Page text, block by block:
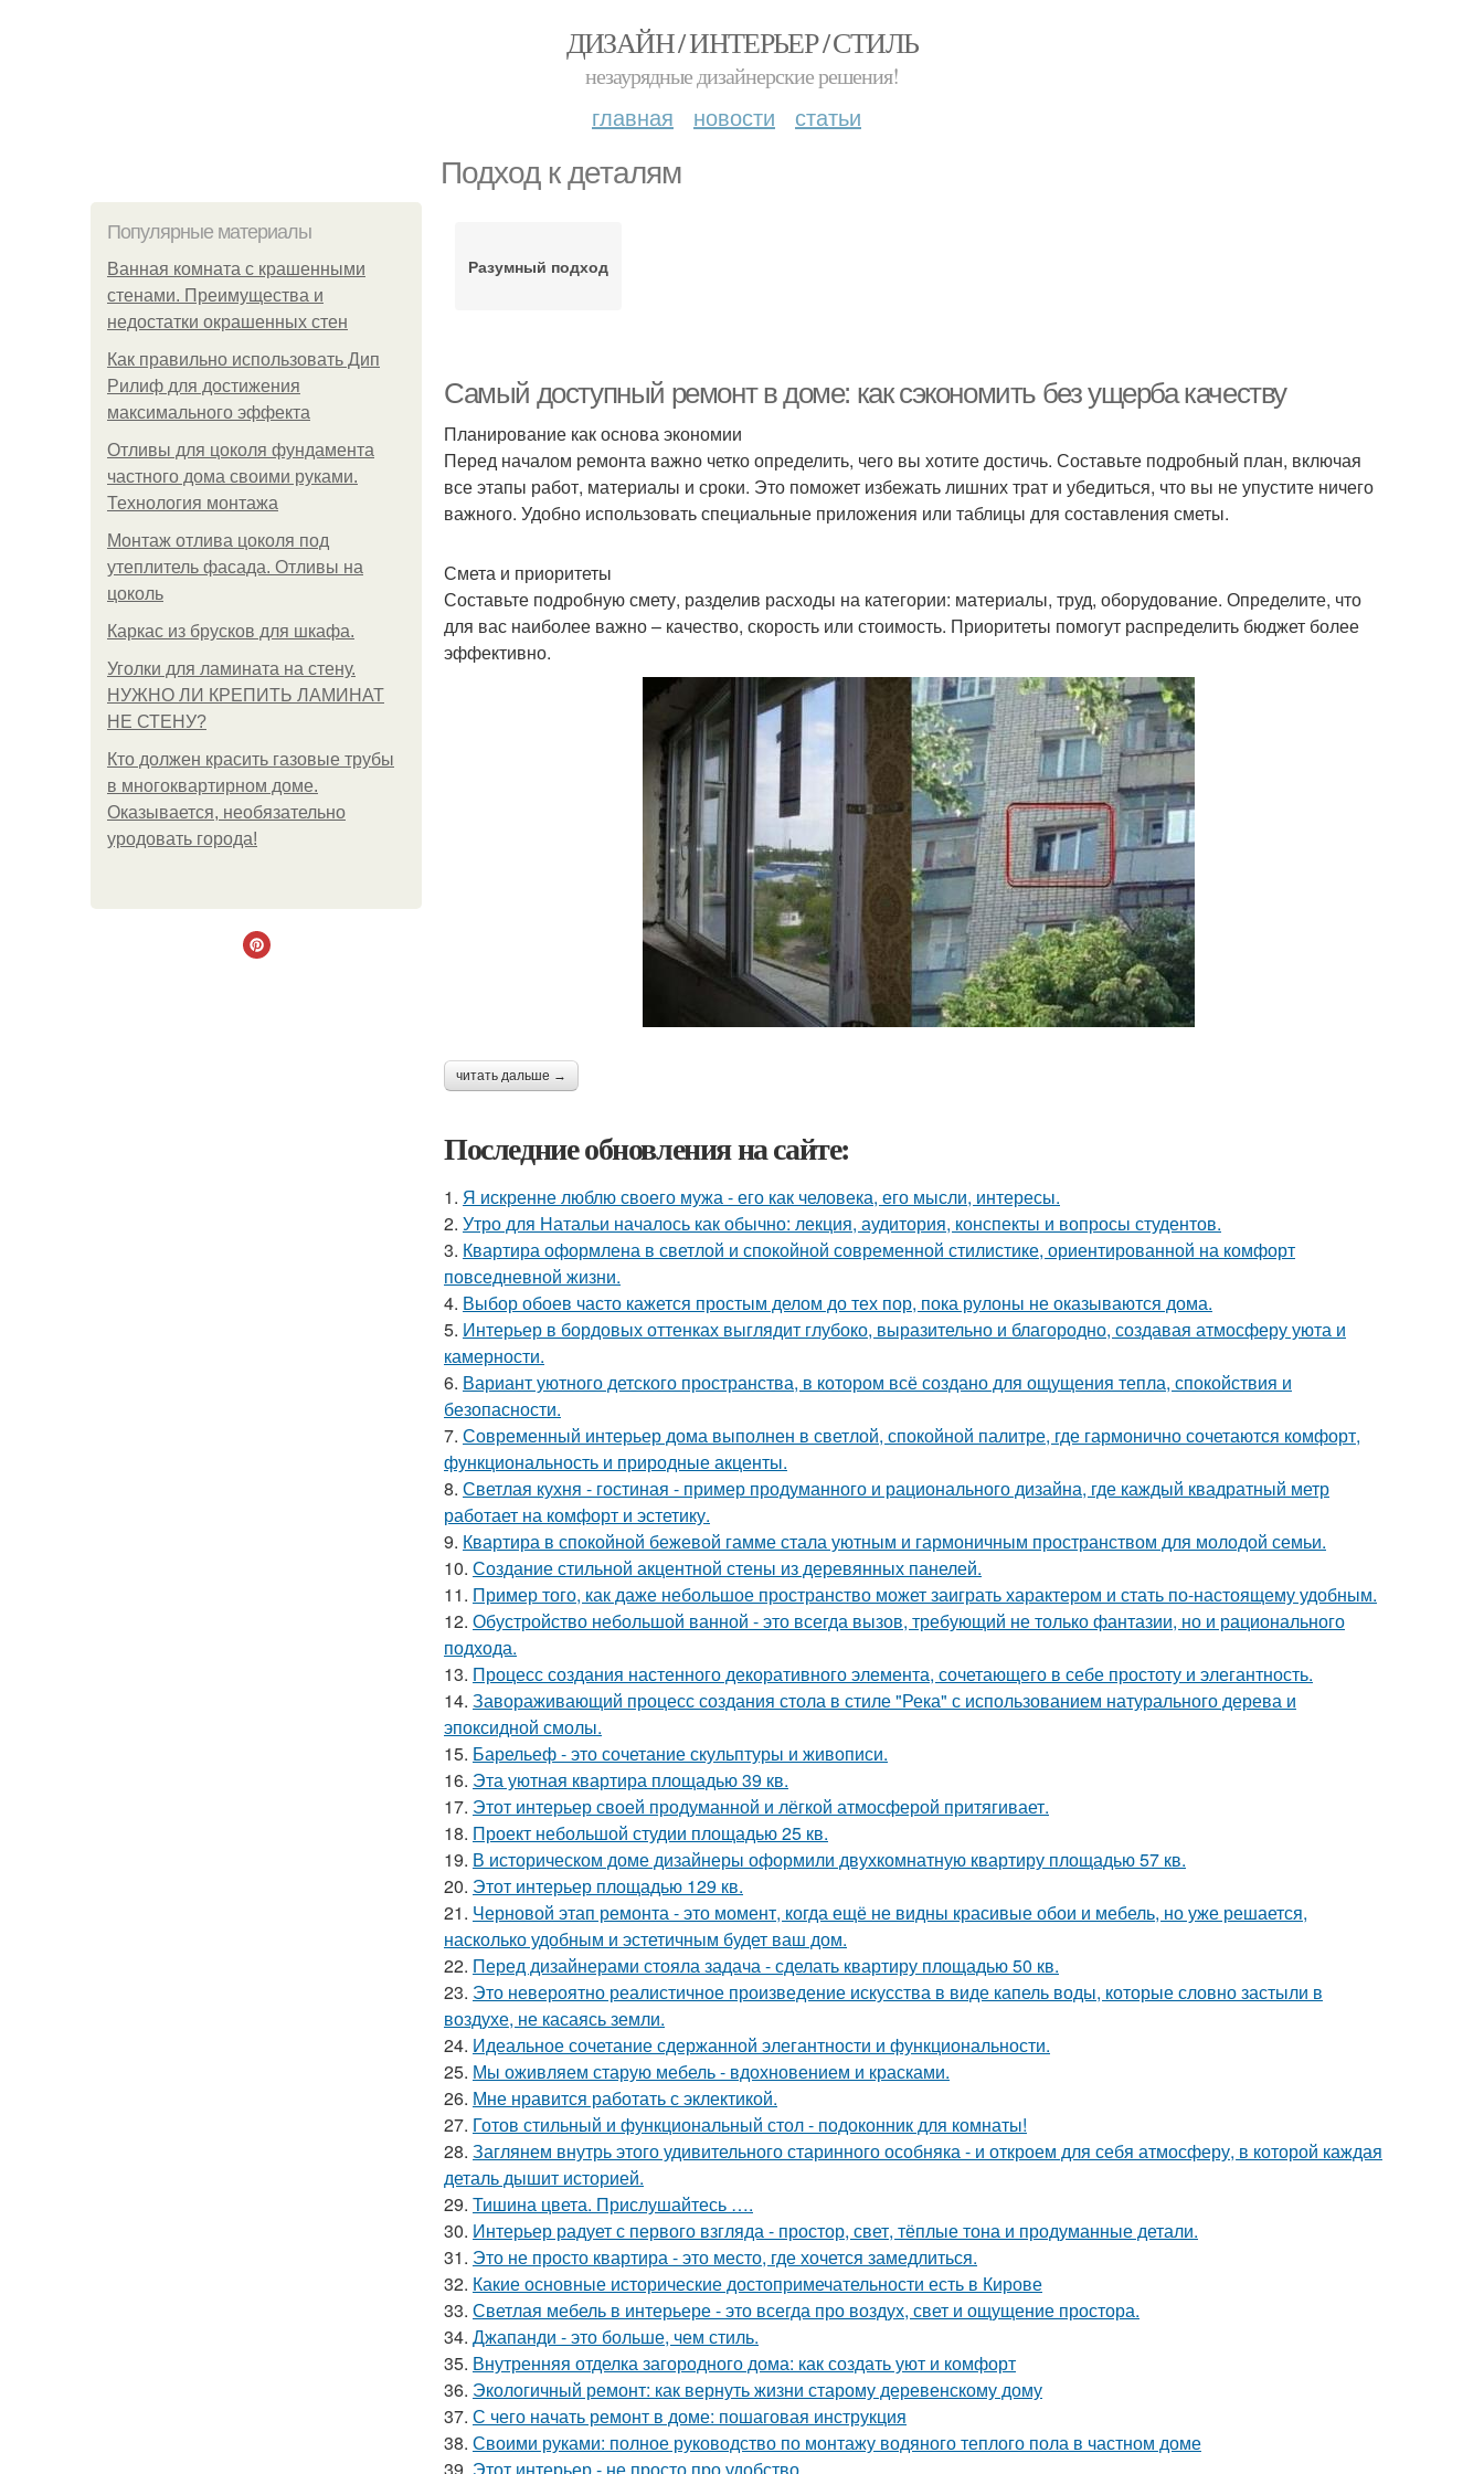
ДИЗАЙН / ИНТЕРЬЕР / СТИЛЬ
незаурядные дизайнерские решения!
главная новости статьи
Подход к деталям
Популярные материалы
Ванная комната с крашенными
стенами. Преимущества и
недостатки окрашенных стен
Как правильно использовать Дип
Рилиф для достижения
максимального эффекта
Отливы для цоколя фундамента
частного дома своими руками.
Технология монтажа
Монтаж отлива цоколя под
утеплитель фасада. Отливы на
цоколь
Каркас из брусков для шкафа.
Уголки для ламината на стену.
НУЖНО ЛИ КРЕПИТЬ ЛАМИНАТ
НЕ СТЕНУ?
Кто должен красить газовые трубы
в многоквартирном доме.
Оказывается, необязательно
уродовать города!
Разумный подход
Самый доступный ремонт в доме: как сэкономить без ущерба качеству
Планирование как основа экономии
Перед началом ремонта важно четко определить, чего вы хотите достичь. Составьте подробный план, включая
все этапы работ, материалы и сроки. Это поможет избежать лишних трат и убедиться, что вы не упустите ничего
важного. Удобно использовать специальные приложения или таблицы для составления сметы.
Смета и приоритеты
Составьте подробную смету, разделив расходы на категории: материалы, труд, оборудование. Определите, что
для вас наиболее важно – качество, скорость или стоимость. Приоритеты помогут распределить бюджет более
эффективно.
читать дальше →
Последние обновления на сайте:
1. Я искренне люблю своего мужа - его как человека, его мысли, интересы.
2. Утро для Натальи началось как обычно: лекция, аудитория, конспекты и вопросы студентов.
3. Квартира оформлена в светлой и спокойной современной стилистике, ориентированной на комфорт
повседневной жизни.
4. Выбор обоев часто кажется простым делом до тех пор, пока рулоны не оказываются дома.
5. Интерьер в бордовых оттенках выглядит глубоко, выразительно и благородно, создавая атмосферу уюта и
камерности.
6. Вариант уютного детского пространства, в котором всё создано для ощущения тепла, спокойствия и
безопасности.
7. Современный интерьер дома выполнен в светлой, спокойной палитре, где гармонично сочетаются комфорт,
функциональность и природные акценты.
8. Светлая кухня - гостиная - пример продуманного и рационального дизайна, где каждый квадратный метр
работает на комфорт и эстетику.
9. Квартира в спокойной бежевой гамме стала уютным и гармоничным пространством для молодой семьи.
10. Создание стильной акцентной стены из деревянных панелей.
11. Пример того, как даже небольшое пространство может заиграть характером и стать по-настоящему удобным.
12. Обустройство небольшой ванной - это всегда вызов, требующий не только фантазии, но и рационального
подхода.
13. Процесс создания настенного декоративного элемента, сочетающего в себе простоту и элегантность.
14. Завораживающий процесс создания стола в стиле "Река" с использованием натурального дерева и
эпоксидной смолы.
15. Барельеф - это сочетание скульптуры и живописи.
16. Эта уютная квартира площадью 39 кв.
17. Этот интерьер своей продуманной и лёгкой атмосферой притягивает.
18. Проект небольшой студии площадью 25 кв.
19. В историческом доме дизайнеры оформили двухкомнатную квартиру площадью 57 кв.
20. Этот интерьер площадью 129 кв.
21. Черновой этап ремонта - это момент, когда ещё не видны красивые обои и мебель, но уже решается,
насколько удобным и эстетичным будет ваш дом.
22. Перед дизайнерами стояла задача - сделать квартиру площадью 50 кв.
23. Это невероятно реалистичное произведение искусства в виде капель воды, которые словно застыли в
воздухе, не касаясь земли.
24. Идеальное сочетание сдержанной элегантности и функциональности.
25. Мы оживляем старую мебель - вдохновением и красками.
26. Мне нравится работать с эклектикой.
27. Готов стильный и функциональный стол - подоконник для комнаты!
28. Заглянем внутрь этого удивительного старинного особняка - и откроем для себя атмосферу, в которой каждая
деталь дышит историей.
29. Тишина цвета. Прислушайтесь ….
30. Интерьер радует с первого взгляда - простор, свет, тёплые тона и продуманные детали.
31. Это не просто квартира - это место, где хочется замедлиться.
32. Какие основные исторические достопримечательности есть в Кирове
33. Светлая мебель в интерьере - это всегда про воздух, свет и ощущение простора.
34. Джапанди - это больше, чем стиль.
35. Внутренняя отделка загородного дома: как создать уют и комфорт
36. Экологичный ремонт: как вернуть жизни старому деревенскому дому
37. С чего начать ремонт в доме: пошаговая инструкция
38. Своими руками: полное руководство по монтажу водяного теплого пола в частном доме